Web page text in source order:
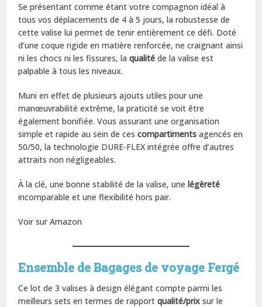
Se présentant comme étant votre compagnon idéal à
tous vos déplacements de 4 à 5 jours, la robustesse de
cette valise lui permet de tenir entièrement ce défi. Doté
d’une coque rigide en matière renforcée, ne craignant ainsi
ni les chocs ni les fissures, laqualité de la valise est
palpable à tous les niveaux.
Muni en effet de plusieurs ajouts utiles pour une
manœuvrabilité extrême, la praticité se voit être
également bonifiée. Vous assurant une organisation
simple et rapide au sein de cescompartiments agencés en
50/50, la technologie DURE-FLEX intégrée offre d’autres
attraits non négligeables.
À la clé, une bonne stabilité de la valise, unelégèreté
incomparable et une flexibilité hors pair.
Voir sur Amazon
Ensemble de Bagages de voyage Fergé
Ce lot de 3 valises à design élégant compte parmi les
meilleurs sets en termes de rapportqualité/prix sur le